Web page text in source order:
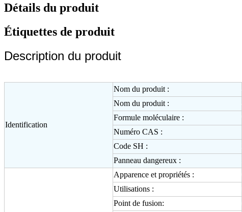
Détails du produit
Étiquettes de produit
Description du produit
Identification
Nom du produit :
Nom du produit :
Formule moléculaire :
Numéro CAS :
Code SH :
Panneau dangereux :
Apparence et propriétés :
Utilisations :
Point de fusion: